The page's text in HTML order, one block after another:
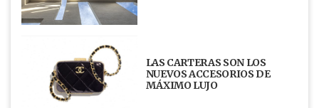
LAS CARTERAS SON LOS
NUEVOS ACCESORIOS DE
MÁXIMO LUJO